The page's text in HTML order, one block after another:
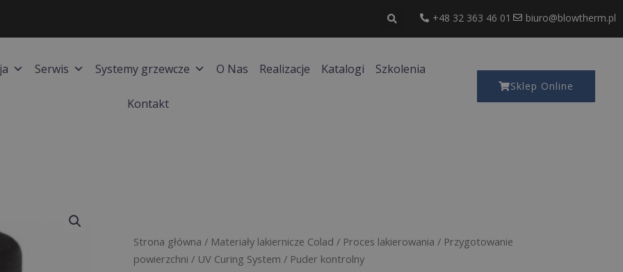
+48 32 363 46 01 biuro@blowtherm.pl
Serwis Systemy grzewcze O Nas Realizacje Katalogi Szkolenia
Kontakt
Sklep Online
Strona główna / Materiały lakiernicze Colad / Proces lakierowania / Przygotowanie
powierzchni / UV Curing System / Puder kontrolny